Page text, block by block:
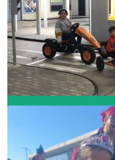
Visita à